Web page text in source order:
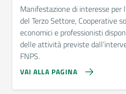
Manifestazione di interesse per
del Terzo Settore, Cooperative
economici e professionisti
delle attività previste
FNPS.
VAI ALLA PAGINA